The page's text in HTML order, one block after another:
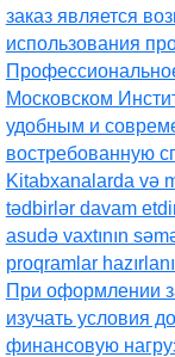
заказ является
использования
Московском
удобным и
востребованную
Kitabxanalarda və
tədbirlər davam
asudə vaxtının
proqramlar
При оформлении
изучать условия
финансовую